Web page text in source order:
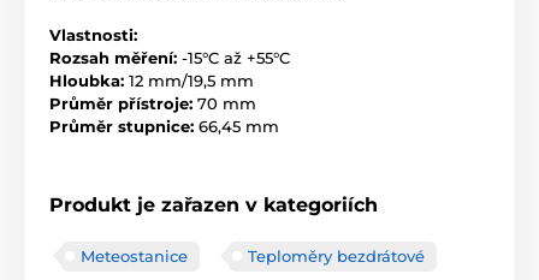
Vlastnosti:
Rozsah měření: -15°C až +55°C
Hloubka: 12 mm/19,5 mm
Průměr přístroje: 70 mm
Průměr stupnice: 66,45 mm
Produkt je zařazen v kategoriích
Meteostanice Teploměry bezdrátové